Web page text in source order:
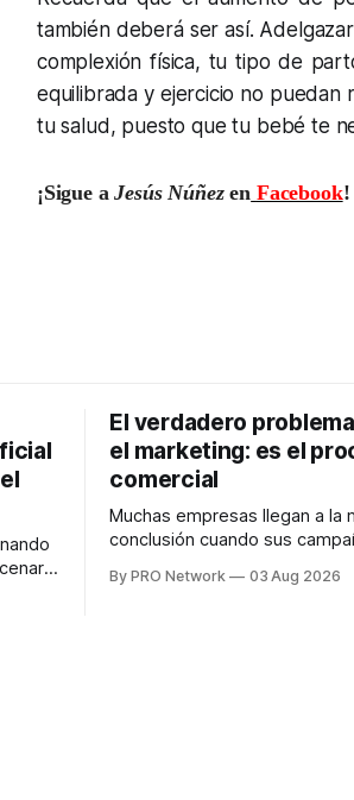
también deberá ser así.
complexión física, tu tipo de
equilibrada y ejercicio no puedan
tu salud, puesto que tu bebé te
¡Sigue aJesús Núñezen Facebook!
El verdadero
el marketing: es el
comercial
Muchas empresas llegan a la
conclusión cuando sus
marketing no funciona". Sin
By PRO Network 03 Aug 2026